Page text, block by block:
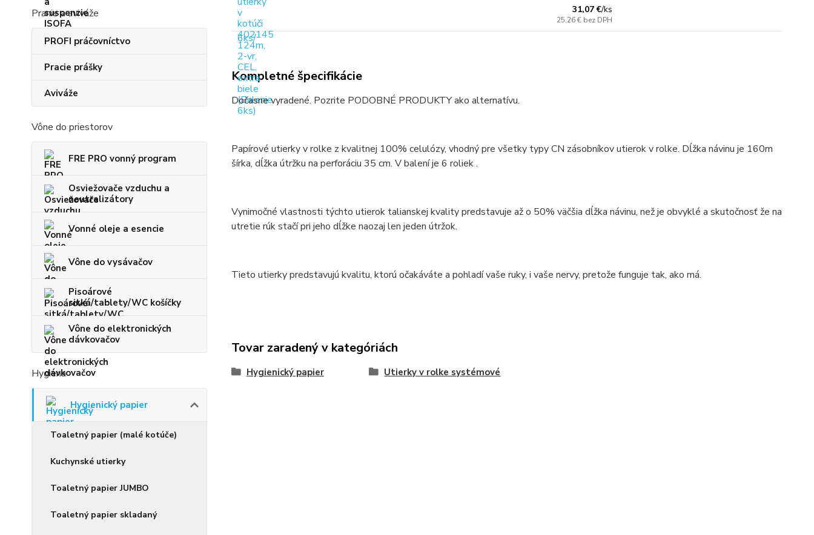
Pranie a aviváže
PROFI práčovníctvo
Pracie prášky
Aviváže
Vône do priestorov
FRE PRO vonný program
Osviežovače vzduchu a
neutralizátory
Vonné oleje a esencie
Vône do vysávačov
Pisoárové
sitká/tablety/WC košíčky
Vône do elektronických
dávkovačov
Hygiena
Hygienický papier
Toaletný papier (malé kotúče)
Kuchynské utierky
Toaletný papier JUMBO
Toaletný papier skladaný
31,07 €/ks
25,26 € bez DPH
Kompletné špecifikácie
Dočasne vyradené. Pozrite PODOBNÉ PRODUKTY ako alternatívu.
Papírové utierky v rolke z kvalitnej 100% celulózy, vhodný pre všetky typy CN zásobníkov utierok v rolke. Dĺžka návinu je 160m
šírka, dĺžka útržku na perforáciu 35 cm. V balení je 6 roliek .
Vynimočné vlastnosti týchto utierok talianskej kvality predstavuje až o 50% väčšia dĺžka návinu, než je obvyklé a skutočnosť že na
utretie rúk stačí pri jeho dĺžke naozaj len jeden útržok.
Tieto utierky predstavujú kvalitu, ktorú očakáváte a pohladí vaše ruky, i vaše nervy, pretože funguje tak, ako má.
Tovar zaradený v kategóriách
Hygienický papier Utierky v rolke systémové